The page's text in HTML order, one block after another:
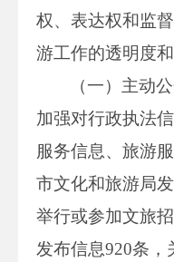
权、表达权和监
游工作的透明度和
（一）主动
加强对行政执法
服务信息、旅游
市文化和旅游局
举行或参加文旅
发布信息920条，